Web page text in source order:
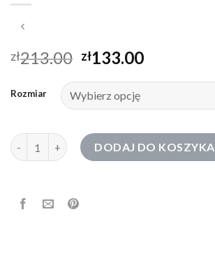
zł213.00 zł133.00
Rozmiar
ilość bluzy z krysztalkamiDODAJ DO KOSZYKA